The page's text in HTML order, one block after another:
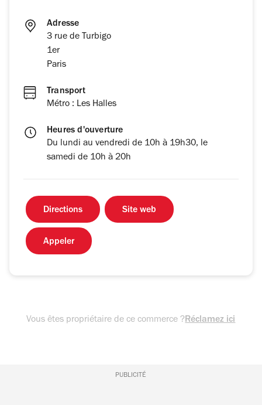
Adresse
3 rue de Turbigo
1er
Paris
Transport
Métro : Les Halles
Heures d'ouverture
Du lundi au vendredi de 10h à 19h30, le
samedi de 10h à 20h
Directions Site web
Appeler
Vous êtes propriétaire de ce commerce ?Réclamez ici
PUBLICITÉ